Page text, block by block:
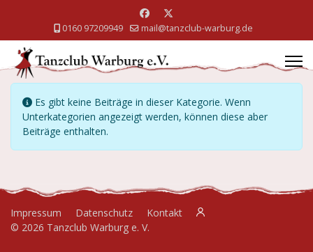
0160 97209949 mail@tanzclub-warburg.de
Information
Es gibt keine Beiträge in dieser Kategorie. Wenn
Unterkategorien angezeigt werden, können diese aber
Beiträge enthalten.
Impressum Datenschutz
Kontakt
© 2026 Tanzclub Warburg e. V.